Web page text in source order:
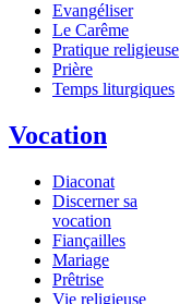
Evangéliser
Le Carême
Pratique religieuse
Prière
Temps liturgiques
Vocation
Diaconat
Discerner sa
vocation
Fiançailles
Mariage
Prêtrise
Vie religieuse